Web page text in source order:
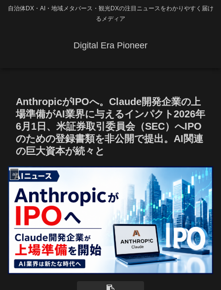
自治体DX・AI・地域メタバース・観光DXの注目ニュースをわかりやすく届け
るメディア
Digital Era Pioneer
AnthropicがIPOへ。Claude開発企業の上
場準備がAI業界に与えるインパクト2026年
6月1日、米証券取引委員会（SEC）へIPO
のための登録書類を非公開で提出。AI関連
の巨大資本が続々と
ai